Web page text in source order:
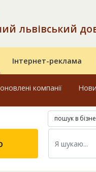
львівський
Інтернет-реклама
компанії
пошук в